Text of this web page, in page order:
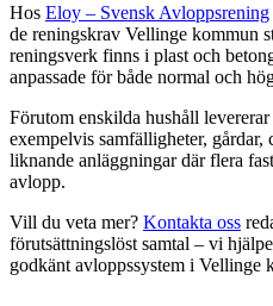
Hos Eloy – Svensk Avloppsrening
de reningskrav Vellinge kommun
reningsverk finns i plast och
anpassade för både normal och
Förutom enskilda hushåll
exempelvis samfälligheter, gårdar,
liknande anläggningar där flera
avlopp.
Vill du veta mer? Kontakta oss
förutsättningslöst samtal – vi
godkänt avloppssystem i Vellinge